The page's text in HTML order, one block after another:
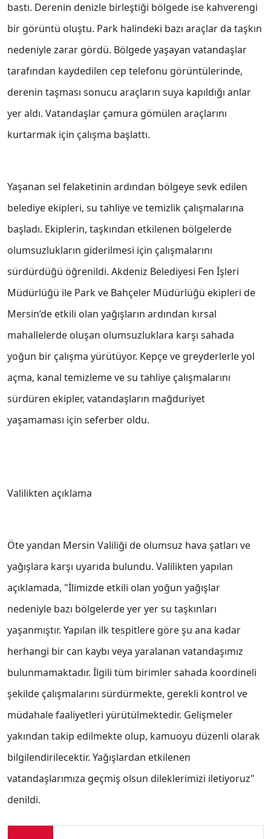
bastı. Derenin denizle birleştiği bölgede ise kahverengi
bir görüntü oluştu. Park halindeki bazı araçlar da taşkın
nedeniyle zarar gördü. Bölgede yaşayan vatandaşlar
tarafından kaydedilen cep telefonu görüntülerinde,
derenin taşması sonucu araçların suya kapıldığı anlar
yer aldı. Vatandaşlar çamura gömülen araçlarını
kurtarmak için çalışma başlattı.
Yaşanan sel felaketinin ardından bölgeye sevk edilen
belediye ekipleri, su tahliye ve temizlik çalışmalarına
başladı. Ekiplerin, taşkından etkilenen bölgelerde
olumsuzlukların giderilmesi için çalışmalarını
sürdürdüğü öğrenildi. Akdeniz Belediyesi Fen İşleri
Müdürlüğü ile Park ve Bahçeler Müdürlüğü ekipleri de
Mersin’de etkili olan yağışların ardından kırsal
mahallelerde oluşan olumsuzluklara karşı sahada
yoğun bir çalışma yürütüyor. Kepçe ve greyderlerle yol
açma, kanal temizleme ve su tahliye çalışmalarını
sürdüren ekipler, vatandaşların mağduriyet
yaşamaması için seferber oldu.
Valilikten açıklama
Öte yandan Mersin Valiliği de olumsuz hava şatları ve
yağışlara karşı uyarıda bulundu. Valilikten yapılan
açıklamada, "İlimizde etkili olan yoğun yağışlar
nedeniyle bazı bölgelerde yer yer su taşkınları
yaşanmıştır. Yapılan ilk tespitlere göre şu ana kadar
herhangi bir can kaybı veya yaralanan vatandaşımız
bulunmamaktadır. İlgili tüm birimler sahada koordineli
şekilde çalışmalarını sürdürmekte, gerekli kontrol ve
müdahale faaliyetleri yürütülmektedir. Gelişmeler
yakından takip edilmekte olup, kamuoyu düzenli olarak
bilgilendirilecektir. Yağışlardan etkilenen
vatandaşlarımıza geçmiş olsun dileklerimizi iletiyoruz"
denildi.